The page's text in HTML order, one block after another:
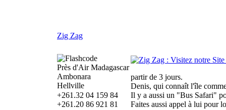
Zig Zag
Près d'Air Madagascar
Ambonara
Hellville
+261.32 04 159 84
+261.20 86 921 81
partir de 3 jours.
Denis, qui connaît l'île
Il y a aussi un "Bus Safari"
Faites aussi appel à lui pour